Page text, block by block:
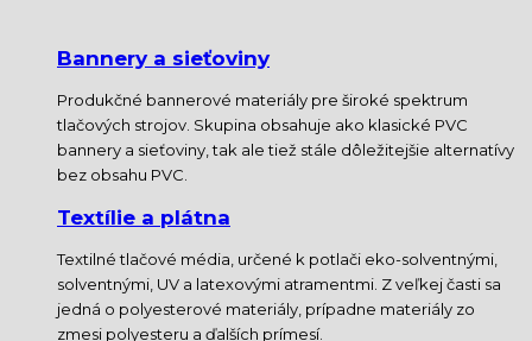
Bannery a sieťoviny
Produkčné bannerové materiály pre široké spektrum
tlačových strojov. Skupina obsahuje ako klasické PVC
bannery a sieťoviny, tak ale tiež stále dôležitejšie alternatívy
bez obsahu PVC.
Textílie a plátna
Textilné tlačové média, určené k potlači eko-solventnými,
solventnými, UV a latexovými atramentmi. Z veľkej časti sa
jedná o polyesterové materiály, prípadne materiály zo
zmesi polyesteru a ďalších prímesí.